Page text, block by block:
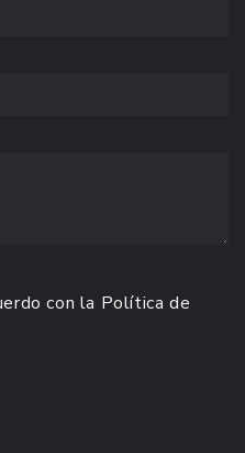
con la Política de